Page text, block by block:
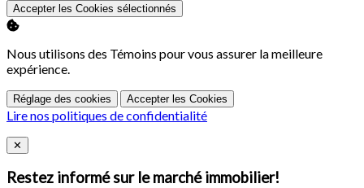
Accepter les Cookies sélectionnés
Nous utilisons des Témoins pour vous assurer la meilleure
expérience.
Réglage des cookies Accepter les Cookies
Lire nos politiques de confidentialité
Close
✕
Restez informé sur le marché immobilier!